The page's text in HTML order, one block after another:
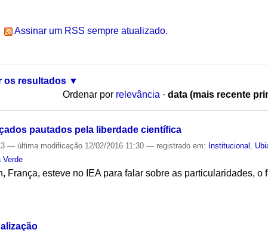
Assinar um RSS sempre atualizado.
os resultados
Ordenar por relevância · data (mais recente
pautados pela liberdade científica
— última modificação 12/02/2016 11:30— registrado em: Institucional
Verde
França, esteve no IEA para falar sobre as particularidades, o